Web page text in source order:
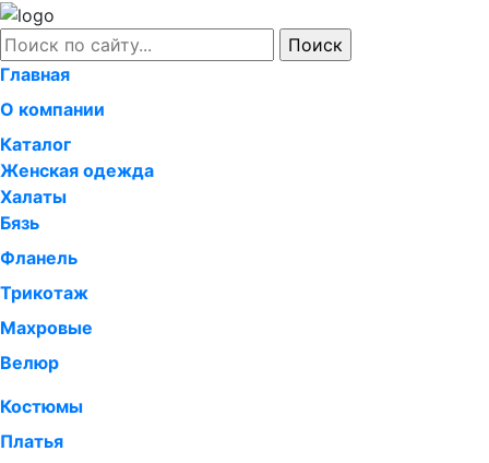
Главная
О компании
Каталог
Женская одежда
Халаты
Бязь
Фланель
Трикотаж
Махровые
Велюр
Костюмы
Платья